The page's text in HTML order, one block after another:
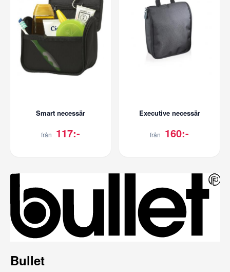
Smart necessär
från 117:-
Executive necessär
från 160:-
Bullet